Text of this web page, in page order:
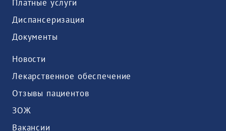
Платные услуги
Диспансеризация
Документы
Новости
Лекарственное обеспечение
Отзывы пациентов
ЗОЖ
Вакансии